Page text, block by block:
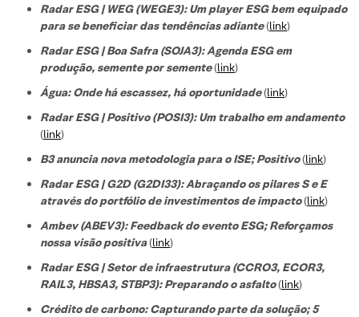
Radar ESG | WEG (WEGE3): Um player ESG bem equipado
para se beneficiar das tendências adiante(link)
Radar ESG | Boa Safra (SOJA3): Agenda ESG em
produção, semente por semente(link)
Água: Onde há escassez, há oportunidade(link)
Radar ESG | Positivo (POSI3): Um trabalho em andamento
(link)
B3 anuncia nova metodologia para o ISE; Positivo(link)
Radar ESG | G2D (G2DI33): Abraçando os pilares S e E
através do portfólio de investimentos de impacto(link)
Ambev (ABEV3): Feedback do evento ESG; Reforçamos
nossa visão positiva(link)
Radar ESG | Setor de infraestrutura (CCRO3, ECOR3,
RAIL3, HBSA3, STBP3): Preparando o asfalto(link)
Crédito de carbono: Capturando parte da solução; 5